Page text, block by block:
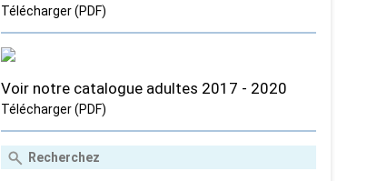
Télécharger (PDF)
Voir notre catalogue adultes 2017 - 2020
Télécharger (PDF)